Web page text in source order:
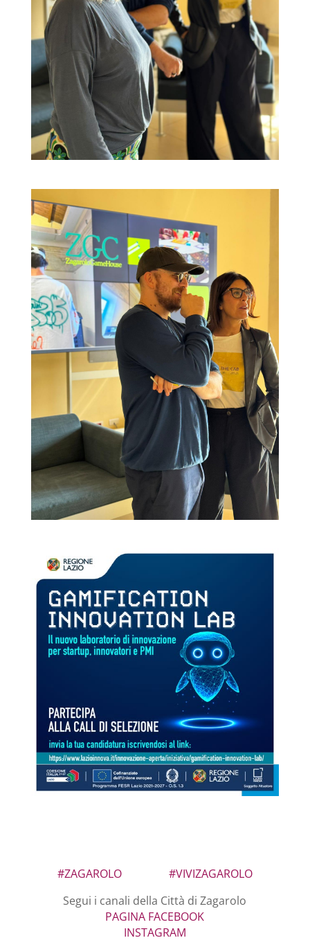
#ZAGAROLO
#VIVIZAGAROLO
Segui i canali della Città di Zagarolo
PAGINA FACEBOOK
INSTAGRAM